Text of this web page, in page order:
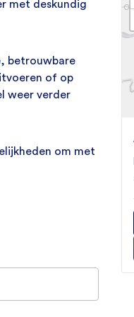
Kompressor III
MT45F-G3ND-
CK100 (SD90F-
met deskundig
betrouwbare
of op
weer verder
om met